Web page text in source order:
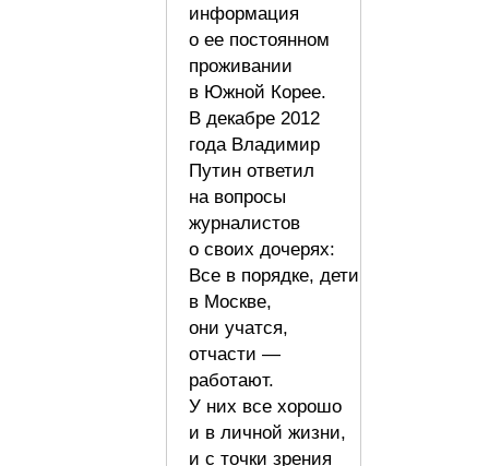
информация
о ее постоянном
проживании
в Южной Корее.
В декабре 2012
года Владимир
Путин ответил
на вопросы
журналистов
о своих дочерях:
Все в порядке, дети
в Москве,
они учатся,
отчасти —
работают.
У них все хорошо
и в личной жизни,
и с точки зрения